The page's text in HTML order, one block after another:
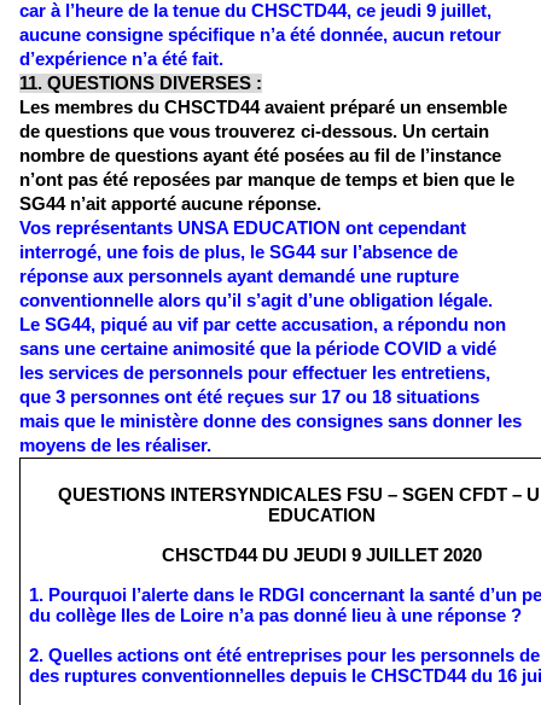
car à l’heure de la tenue du CHSCTD44, ce jeudi 9 juillet,
aucune consigne spécifique n’a été donnée, aucun retour
d’expérience n’a été fait.
11. QUESTIONS DIVERSES :
Les membres du CHSCTD44 avaient préparé un ensemble
de questions que vous trouverez ci-dessous. Un certain
nombre de questions ayant été posées au fil de l’instance
n’ont pas été reposées par manque de temps et bien que le
SG44 n’ait apporté aucune réponse.
Vos représentants UNSA EDUCATION ont cependant
interrogé, une fois de plus, le SG44 sur l’absence de
réponse aux personnels ayant demandé une rupture
conventionnelle alors qu’il s’agit d’une obligation légale.
Le SG44, piqué au vif par cette accusation, a répondu non
sans une certaine animosité que la période COVID a vidé
les services de personnels pour effectuer les entretiens,
que 3 personnes ont été reçues sur 17 ou 18 situations
mais que le ministère donne des consignes sans donner les
moyens de les réaliser.
QUESTIONS INTERSYNDICALES FSU – SGEN CFDT –
EDUCATION
CHSCTD44 DU JEUDI 9 JUILLET 2020
1. Pourquoi l’alerte dans le RDGI concernant la santé d’un
du collège Iles de Loire n’a pas donné lieu à une réponse ?
2. Quelles actions ont été entreprises pour les personnels
des ruptures conventionnelles depuis le CHSCTD44 du 16